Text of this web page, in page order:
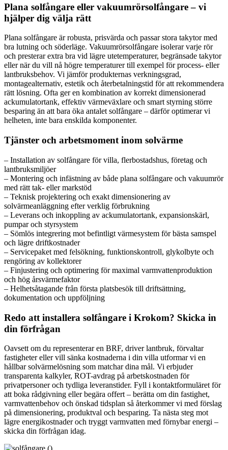
Plana solfångare eller vakuumrörsolfångare – vi
hjälper dig välja rätt
Plana solfångare är robusta, prisvärda och passar stora takytor med
bra lutning och söderläge. Vakuumrörsolfångare isolerar varje rör
och presterar extra bra vid lägre utetemperaturer, begränsade takytor
eller när du vill nå högre temperaturer till exempel för process- eller
lantbruksbehov. Vi jämför produkternas verkningsgrad,
montagealternativ, estetik och återbetalningstid för att rekommendera
rätt lösning. Ofta ger en kombination av korrekt dimensionerad
ackumulatortank, effektiv värmeväxlare och smart styrning större
besparing än att bara öka antalet solfångare – därför optimerar vi
helheten, inte bara enskilda komponenter.
Tjänster och arbetsmoment inom solvärme
– Installation av solfångare för villa, flerbostadshus, företag och
lantbruksmiljöer
– Montering och infästning av både plana solfångare och vakuumrör
med rätt tak- eller markstöd
– Teknisk projektering och exakt dimensionering av
solvärmeanläggning efter verklig förbrukning
– Leverans och inkoppling av ackumulatortank, expansionskärl,
pumpar och styrsystem
– Sömlös integrering mot befintligt värmesystem för bästa samspel
och lägre driftkostnader
– Servicepaket med felsökning, funktionskontroll, glykolbyte och
rengöring av kollektorer
– Finjustering och optimering för maximal varmvattenproduktion
och hög årsvärmefaktor
– Helhetsåtagande från första platsbesök till driftsättning,
dokumentation och uppföljning
Redo att installera solfångare i Krokom? Skicka in
din förfrågan
Oavsett om du representerar en BRF, driver lantbruk, förvaltar
fastigheter eller vill sänka kostnaderna i din villa utformar vi en
hållbar solvärmelösning som matchar dina mål. Vi erbjuder
transparenta kalkyler, ROT-avdrag på arbetskostnaden för
privatpersoner och tydliga leveranstider. Fyll i kontaktformuläret för
att boka rådgivning eller begära offert – berätta om din fastighet,
varmvattenbehov och önskad tidsplan så återkommer vi med förslag
på dimensionering, produktval och besparing. Ta nästa steg mot
lägre energikostnader och tryggt varmvatten med förnybar energi –
skicka din förfrågan idag.